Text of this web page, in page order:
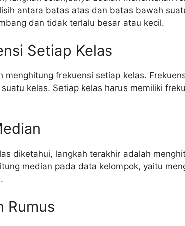
antara batas atas dan batas bawah
dan tidak terlalu besar atau kecil.
Setiap Kelas
menghitung frekuensi setiap kelas.
kelas. Setiap kelas harus memiliki
diketahui, langkah terakhir adalah
median pada data kelompok, yaitu
Rumus